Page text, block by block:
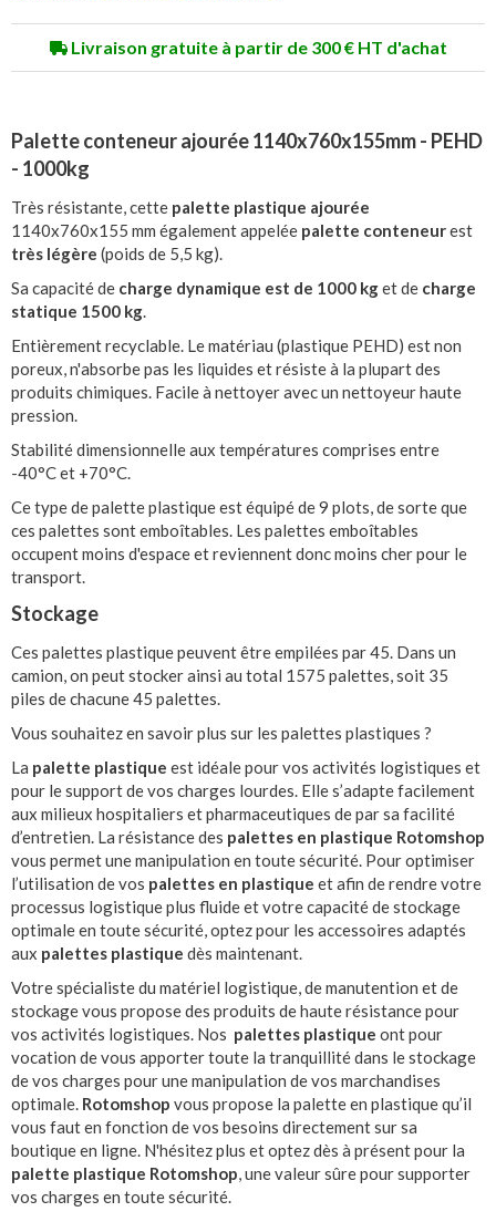
Livraison gratuite à partir de 300 € HT d'achat
Palette conteneur ajourée 1140x760x155mm - PEHD
- 1000kg
Très résistante, cette palette plastique ajourée
1140x760x155 mm également appelée palette conteneurest
très légère (poids de 5,5 kg).
Sa capacité de charge dynamique est de 1000 kget de charge
statique 1500 kg.
Entièrement recyclable. Le matériau (plastique PEHD) est non
poreux, n'absorbe pas les liquides et résiste à la plupart des
produits chimiques. Facile à nettoyer avec un nettoyeur haute
pression.
Stabilité dimensionnelle aux températures comprises entre
-40°C et +70°C.
Ce type de palette plastique est équipé de 9 plots, de sorte que
ces palettes sont emboîtables. Les palettes emboîtables
occupent moins d'espace et reviennent donc moins cher pour le
transport.
Stockage
Ces palettes plastique peuvent être empilées par 45. Dans un
camion, on peut stocker ainsi au total 1575 palettes, soit 35
piles de chacune 45 palettes.
Vous souhaitez en savoir plus sur les palettes plastiques ?
La palette plastique est idéale pour vos activités logistiques et
pour le support de vos charges lourdes. Elle s’adapte facilement
aux milieux hospitaliers et pharmaceutiques de par sa facilité
d’entretien. La résistance des palettes en plastique Rotomshop
vous permet une manipulation en toute sécurité. Pour optimiser
l’utilisation de vos palettes en plastique et afin de rendre votre
processus logistique plus fluide et votre capacité de stockage
optimale en toute sécurité, optez pour les accessoires adaptés
aux palettes plastique dès maintenant.
Votre spécialiste du matériel logistique, de manutention et de
stockage vous propose des produits de haute résistance pour
vos activités logistiques. Nos palettes plastique ont pour
vocation de vous apporter toute la tranquillité dans le stockage
de vos charges pour une manipulation de vos marchandises
optimale. Rotomshop vous propose la palette en plastique qu’il
vous faut en fonction de vos besoins directement sur sa
boutique en ligne. N'hésitez plus et optez dès à présent pour la
palette plastique Rotomshop, une valeur sûre pour supporter
vos charges en toute sécurité.